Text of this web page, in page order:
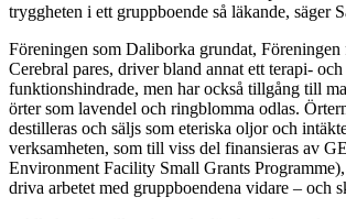
tryggheten i ett gruppboende så läkande, säger
Föreningen som Daliborka grundat, Föreningen
Cerebral pares, driver bland annat ett terapi-
funktionshindrade, men har också tillgång till
örter som lavendel och ringblomma odlas.
destilleras och säljs som eteriska oljor och
verksamheten, som till viss del finansieras av
Environment Facility Small Grants
driva arbetet med gruppboendena vidare – och